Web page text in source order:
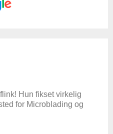
Hun fikset virkelig
for Microblading og